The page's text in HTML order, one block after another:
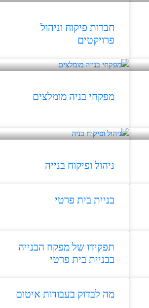
חברות פיקוח וניהול
פרויקטים
מפקחי בניה מומלצים
ניהול ופיקוח בנייה
בניית בית פרטי
תפקידו של מפקח הבנייה
בבניית בית פרטי
מה לבדוק בעבודות איטום